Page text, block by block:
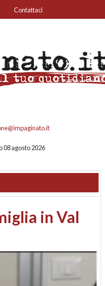
Contattaci
08 agosto 2026
sul